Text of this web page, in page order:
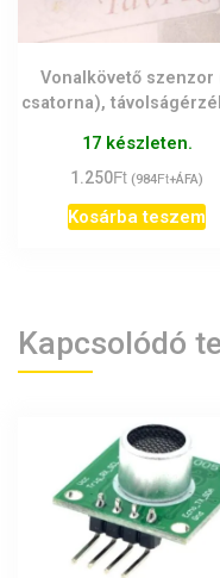
Vonalkövető szenzor
csatorna),
17 készleten.
1.250Ft (984Ft+ÁFA)
Kosárba teszem
Kapcsolódó